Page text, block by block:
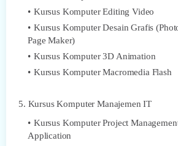
Kursus Komputer Editing Video
Kursus Komputer Desain Grafis
Page Maker)
Kursus Komputer 3D Animation
Kursus Komputer Macromedia Flash
5. Kursus Komputer Manajemen IT
Kursus Komputer Project
Application